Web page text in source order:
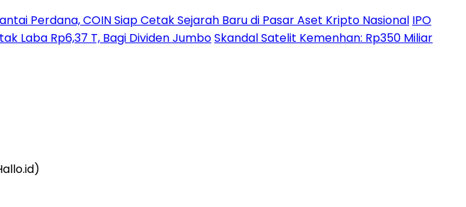
Perdana, COIN Siap Cetak Sejarah Baru di Pasar Aset Kripto Nasional IPO
Laba Rp6,37 T, Bagi Dividen JumboSkandal Satelit Kemenhan: Rp350 Miliar